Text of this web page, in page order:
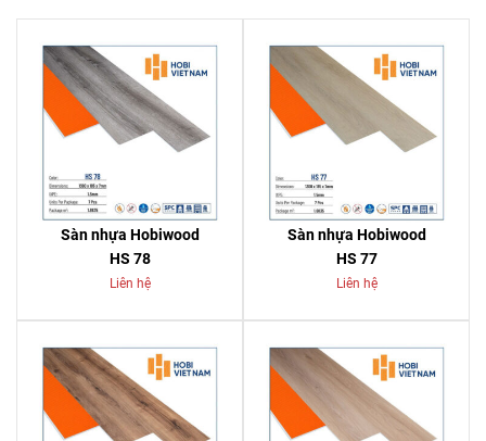
Sàn nhựa Hobiwood
HS 78
Liên hệ
Sàn nhựa Hobiwood
HS 77
Liên hệ